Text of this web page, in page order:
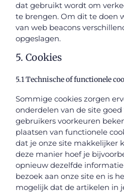
dat gebruikt wordt om
te brengen. Om dit te doen
van web beacons
opgeslagen.
5. Cookies
5.1 Technische of functionele
Sommige cookies zorgen
onderdelen van de site
gebruikers voorkeuren
plaatsen van functionele
dat je onze site makkelijker
deze manier hoef je
opnieuw dezelfde
bezoek aan onze site en is
mogelijk dat de artikelen in